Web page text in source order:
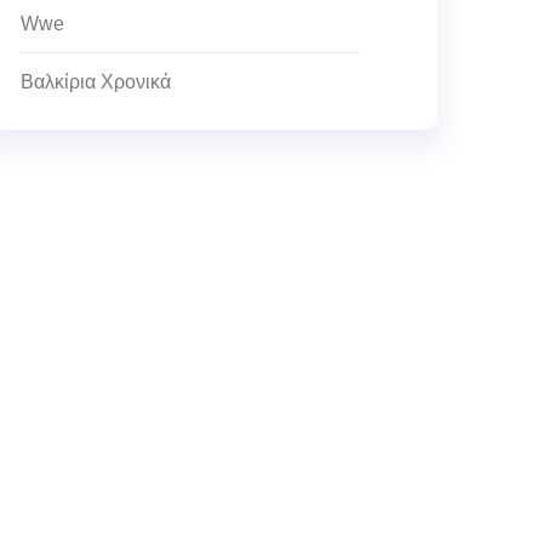
Wwe
Βαλκίρια Χρονικά